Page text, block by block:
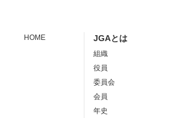
HOME JGAとは
組織
役員
委員会
会員
年史